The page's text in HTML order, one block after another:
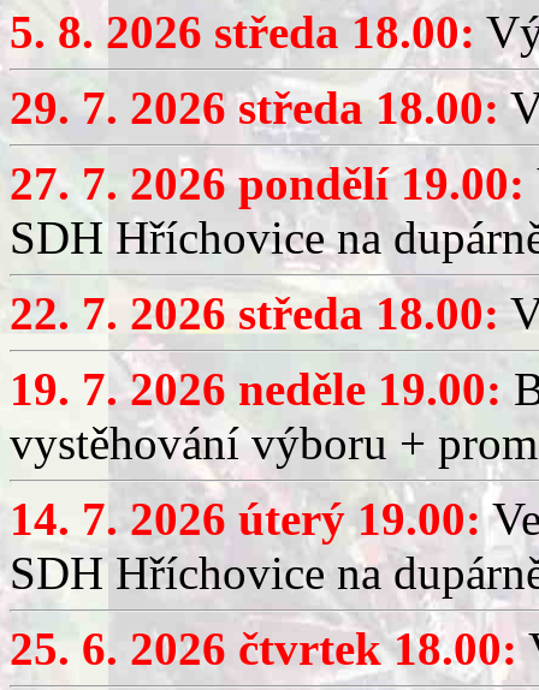
5. 8. 2026 středa 18.00:
29. 7. 2026 středa 18.00:
27. 7. 2026 pondělí 19.00:
SDH Hříchovice na
22. 7. 2026 středa 18.00:
19. 7. 2026 neděle 19.00:
vystěhování výboru +
14. 7. 2026 úterý 19.00:
SDH Hříchovice na
25. 6. 2026 čtvrtek 18.00: